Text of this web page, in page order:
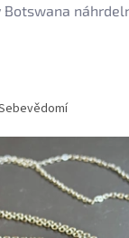
Botswana